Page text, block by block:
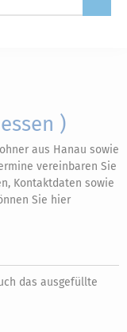
)
aus Hanau sowie
vereinbaren Sie
Kontaktdaten sowie
Sie hier
das ausgefüllte